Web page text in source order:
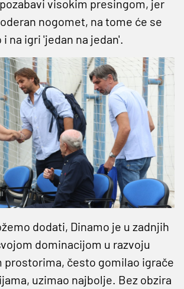
visokim presingom, jer
nogomet, na tome će se
na igri 'jedan na jedan'.
dodati, Dinamo je u zadnjih
dominacijom u razvoju
prostorima, često gomilao igrače
uzimao najbolje. Bez obzira